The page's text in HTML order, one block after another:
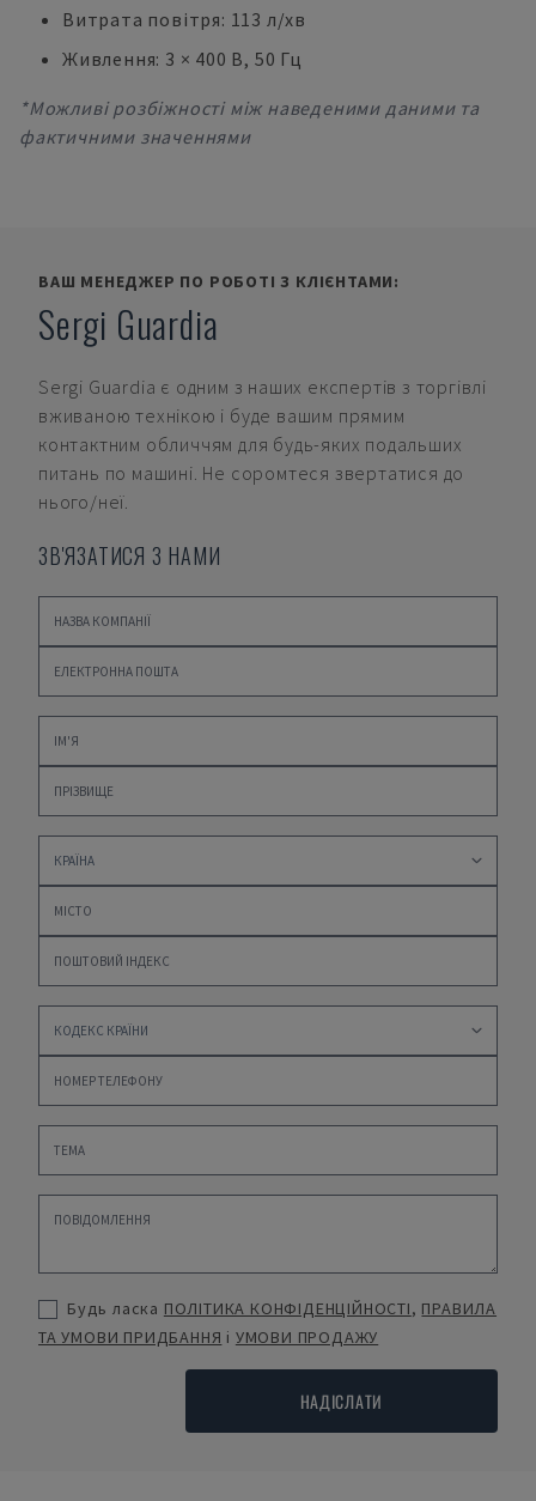
Витрата повітря: 113 л/хв
Живлення: 3 × 400 В, 50 Гц
*Можливі розбіжності між наведеними даними та
фактичними значеннями
ВАШ МЕНЕДЖЕР ПО РОБОТІ З КЛІЄНТАМИ:
Sergi Guardia
Sergi Guardia є одним з наших експертів з торгівлі
вживаною технікою і буде вашим прямим
контактним обличчям для будь-яких подальших
питань по машині. Не соромтеся звертатися до
нього/неї.
ЗВ'ЯЗАТИСЯ З НАМИ
Будь ласка ПОЛІТИКА КОНФІДЕНЦІЙНОСТІ, ПРАВИЛА
ТА УМОВИ ПРИДБАННЯ і УМОВИ ПРОДАЖУ
НАДІСЛАТИ